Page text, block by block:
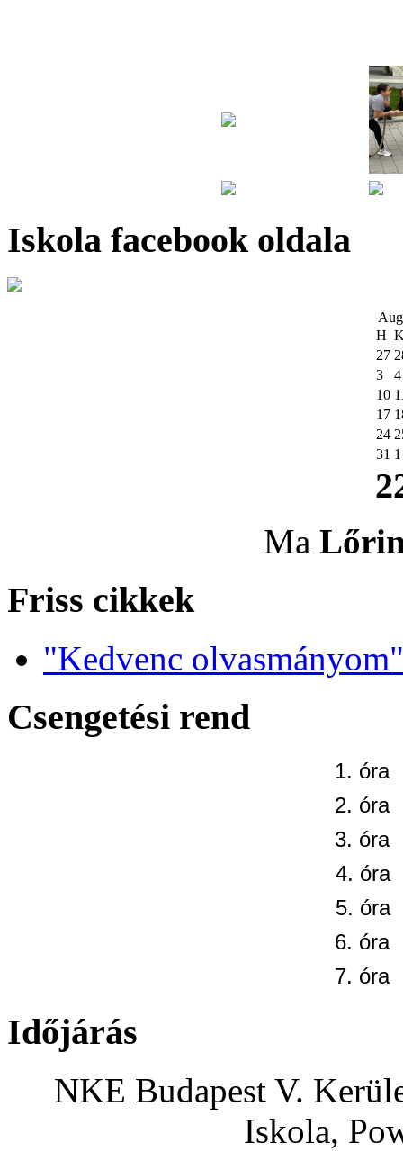
Iskola facebook oldala
H
27
3
4
10
17
24
31 1
Ma
Friss cikkek
"Kedvenc
Csengetési rend
1. óra
2. óra
3. óra
4. óra
5.
6. óra
7. óra
Időjárás
NKE Budapest V.
Iskola,